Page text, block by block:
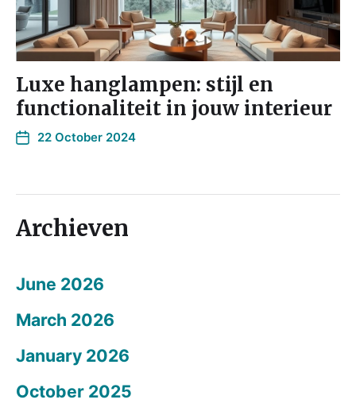
Luxe hanglampen: stijl en
functionaliteit in jouw interieur
22 October 2024
Archieven
June 2026
March 2026
January 2026
October 2025